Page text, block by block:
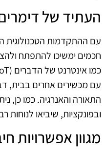
העתיד של
עם ההתקדמות הטכנולוגית
חכמים ימשיכו להתפתח
עם מכשירים אחרים בבית,
התאורה והאנרגיה. כמו כן,
ובפונקציות, שיביאו לנוחות
מגוון אפשרויות